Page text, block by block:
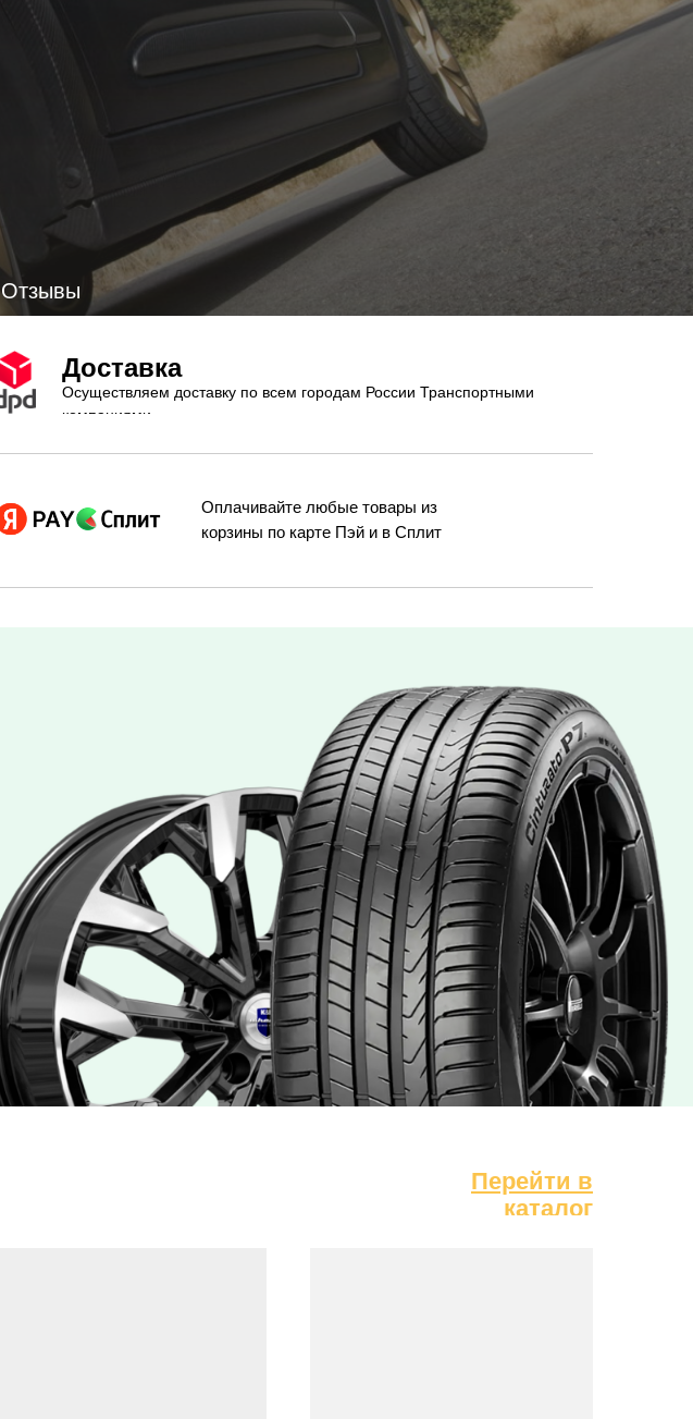
Отзывы
Доставка
Осуществляем доставку по всем городам России Транспортными
компаниями.
Оплачивайте любые товары из
корзины по карте Пэй и в Сплит
Перейти в
каталог
Перейти в
каталог